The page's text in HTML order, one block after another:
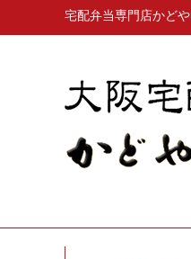
宅配弁当専門店かど